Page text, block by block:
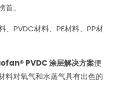
。
PVDC材料、PE材料、PP材
PVDC 涂层解决方案便
料对氧气和水蒸气具有出色的